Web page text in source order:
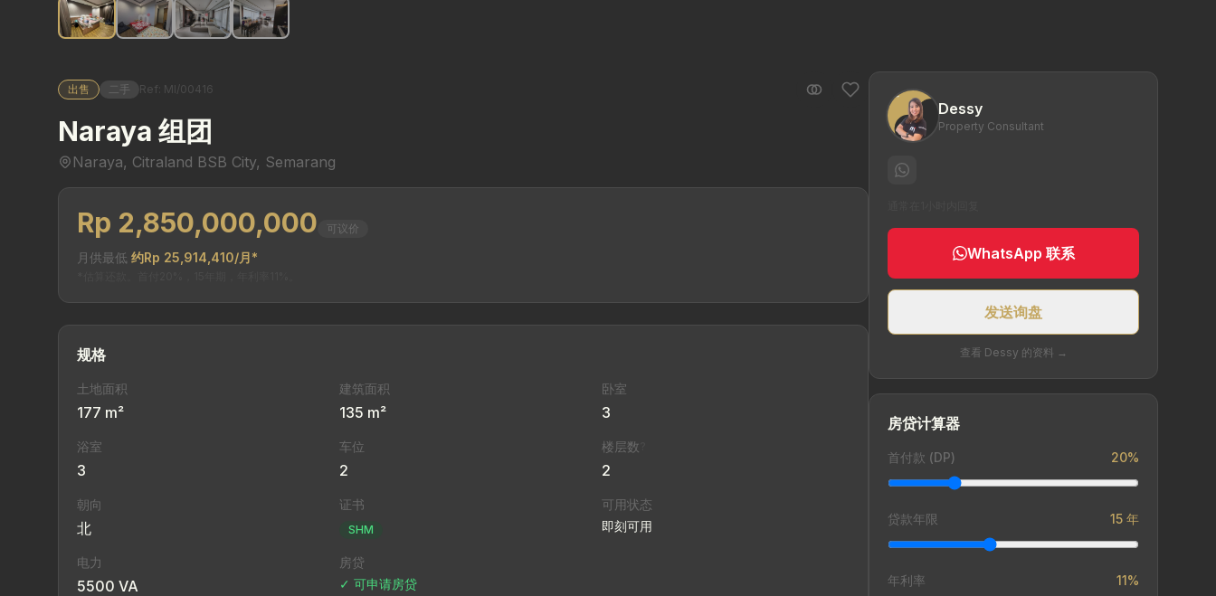
出售 二手 Ref: MI/00416
Naraya 组团
Naraya, Citraland BSB City, Semarang
Rp 2,850,000,000 可议价
月供最低 约Rp 25,914,410/月*
规格
土地面积
177 m²
建筑面积
135 m²
卧室
3
浴室
3
车位
2
楼层数
2
朝向
北
证书
SHM
可用状态
即刻可用
电力
5500 VA
房贷
✓ 可申请房贷
Dessy
Property Consultant
WhatsApp 联系
发送询盘
查看 Dessy 的资料 →
房贷计算器
首付款 (DP) 20%
贷款年限 15 年
年利率 11%